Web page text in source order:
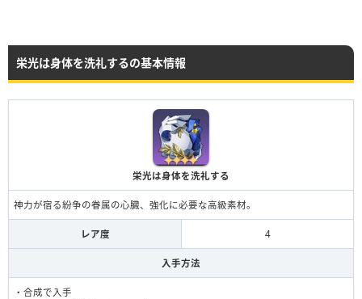
栄光は身体を洗礼するの基本情報
栄光は身体を洗礼する
神力が宿る紛争の眷属の心臓、強化に必要な高級素材。
レア度 4
入手方法
・合成で入手